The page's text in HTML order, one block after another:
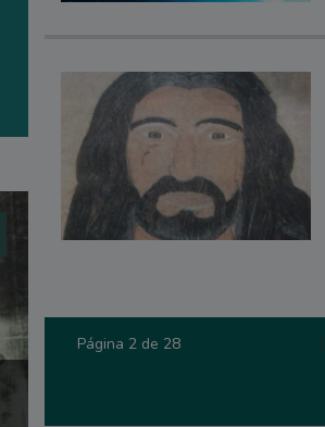
Página 2 de 28 |